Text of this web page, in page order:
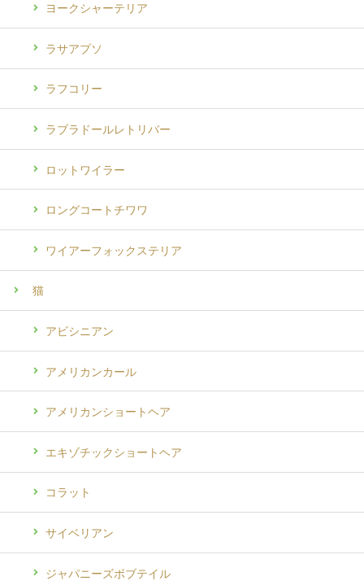
ヨークシャーテリア
ラサアプソ
ラフコリー
ラブラドールレトリバー
ロットワイラー
ロングコートチワワ
ワイアーフォックステリア
猫
アビシニアン
アメリカンカール
アメリカンショートヘア
エキゾチックショートヘア
コラット
サイベリアン
ジャパニーズボブテイル